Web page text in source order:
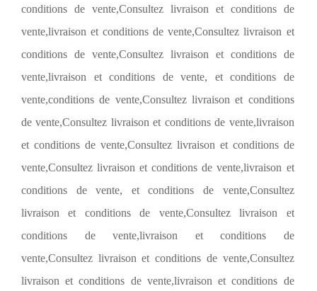
conditions de vente,Consultez livraison et conditions de
vente,livraison et conditions de vente,Consultez livraison et
conditions de vente,Consultez livraison et conditions de
vente,livraison et conditions de vente, et conditions de
vente,conditions de vente,Consultez livraison et conditions
de vente,Consultez livraison et conditions de vente,livraison
et conditions de vente,Consultez livraison et conditions de
vente,Consultez livraison et conditions de vente,livraison et
conditions de vente, et conditions de vente,Consultez
livraison et conditions de vente,Consultez livraison et
conditions de vente,livraison et conditions de
vente,Consultez livraison et conditions de vente,Consultez
livraison et conditions de vente,livraison et conditions de